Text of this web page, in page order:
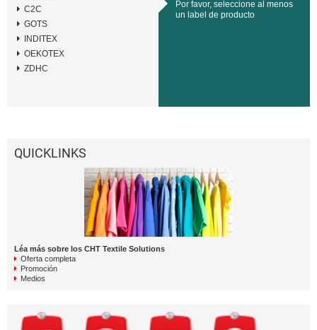
C2C
GOTS
INDITEX
OEKOTEX
ZDHC
Por favor, seleccione al menos
un label de producto
QUICKLINKS
Léa más sobre los CHT Textile Solutions
Oferta completa
Promoción
Medios